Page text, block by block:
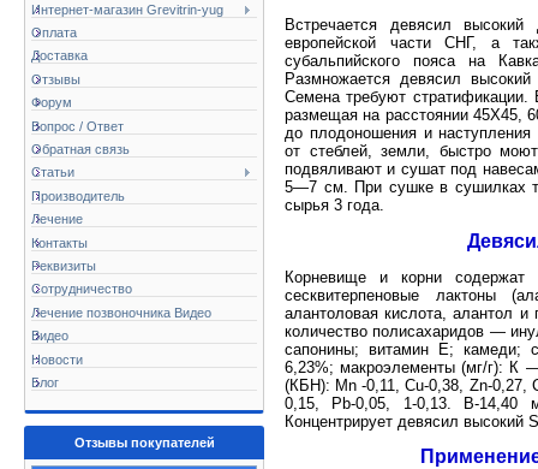
Интернет-магазин Grevitrin-yug
Оплата
Доставка
Отзывы
Форум
Вопрос / Ответ
Обратная связь
Статьи
Производитель
Лечение
Контакты
Реквизиты
Сотрудничество
Лечение позвоночника Видео
Видео
Новости
Блог
Отзывы покупателей
Встречается девясил
европейской части СНГ, а
субальпийского пояса на
Размножается девясил
Семена требуют
размещая на расстоянии 45X45,
до плодоношения и
от стеблей, земли, быстро
подвяливают и сушат под
5—7 см. При сушке в сушилках
сырья 3 года.
Корневище и корни
сесквитерпеновые лактоны
алантоловая кислота, алантол
количество полисахаридов —
сапонины; витамин Е; камеди;
6,23%; макроэлементы (мг/г): К
(КБН): Mn -0,11, Cu-0,38, Zn-0,27,
0,15, Pb-0,05, 1-0,13. В-
Концентрирует девясил высокий